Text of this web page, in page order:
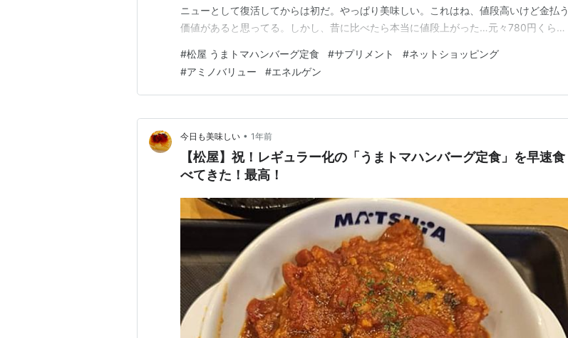
ニューとして復活してからは初だ。やっぱり美味しい。これはね、値段高いけど金払う
価値があると思ってる。しかし、昔に比べたら本当に値段上がった…元々780円くらい
美味しいなぁ。食べられてよかった。先月だったかな、もっと前か、レギュラー化して
からあまりにも売れたということで販売時間限定され…
#松屋 うまトマハンバーグ定食 #サプリメント #ネットショッピング
#アミノバリュー #エネルゲン
今日も美味しい • 1年前
【松屋】祝！レギュラー化の「うまトマハンバーグ定食」を早速食
べてきた！最高！